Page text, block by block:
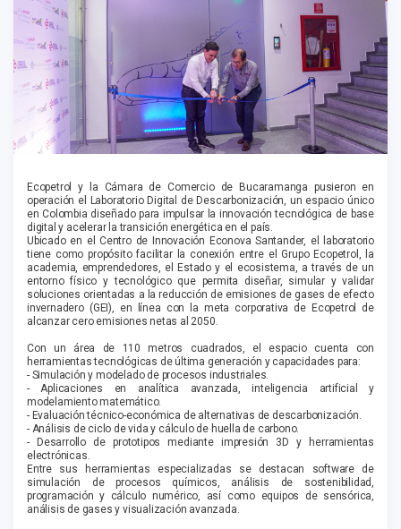
Ecopetrol y la Cámara de Comercio de Bucaramanga pusieron en
operación el Laboratorio Digital de Descarbonización, un espacio único
en Colombia diseñado para impulsar la innovación tecnológica de base
digital y acelerar la transición energética en el país.
Ubicado en el Centro de Innovación Econova Santander, el laboratorio
tiene como propósito facilitar la conexión entre el Grupo Ecopetrol, la
academia, emprendedores, el Estado y el ecosistema, a través de un
entorno físico y tecnológico que permita diseñar, simular y validar
soluciones orientadas a la reducción de emisiones de gases de efecto
invernadero (GEI), en línea con la meta corporativa de Ecopetrol de
alcanzar cero emisiones netas al 2050.
Con un área de 110 metros cuadrados, el espacio cuenta con
herramientas tecnológicas de última generación y capacidades para:
- Simulación y modelado de procesos industriales.
- Aplicaciones en analítica avanzada, inteligencia artificial y
modelamiento matemático.
- Evaluación técnico-económica de alternativas de descarbonización.
- Análisis de ciclo de vida y cálculo de huella de carbono.
- Desarrollo de prototipos mediante impresión 3D y herramientas
electrónicas.
Entre sus herramientas especializadas se destacan software de
simulación de procesos químicos, análisis de sostenibilidad,
programación y cálculo numérico, así como equipos de sensórica,
análisis de gases y visualización avanzada.